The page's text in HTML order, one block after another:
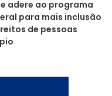
adere ao programa
para mais inclusão
de pessoas